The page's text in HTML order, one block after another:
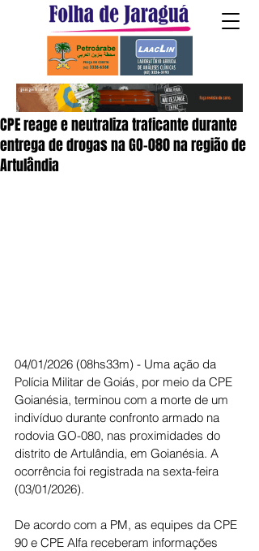
CPE reage e neutraliza traficante durante
entrega de drogas na GO-080 na região de
Artulândia
04/01/2026 (08hs33m) - Uma ação da
Polícia Militar de Goiás, por meio da CPE
Goianésia, terminou com a morte de um
indivíduo durante confronto armado na
rodovia GO-080, nas proximidades do
distrito de Artulândia, em Goianésia. A
ocorrência foi registrada na sexta-feira
(03/01/2026).
De acordo com a PM, as equipes da CPE
90 e CPE Alfa receberam informações